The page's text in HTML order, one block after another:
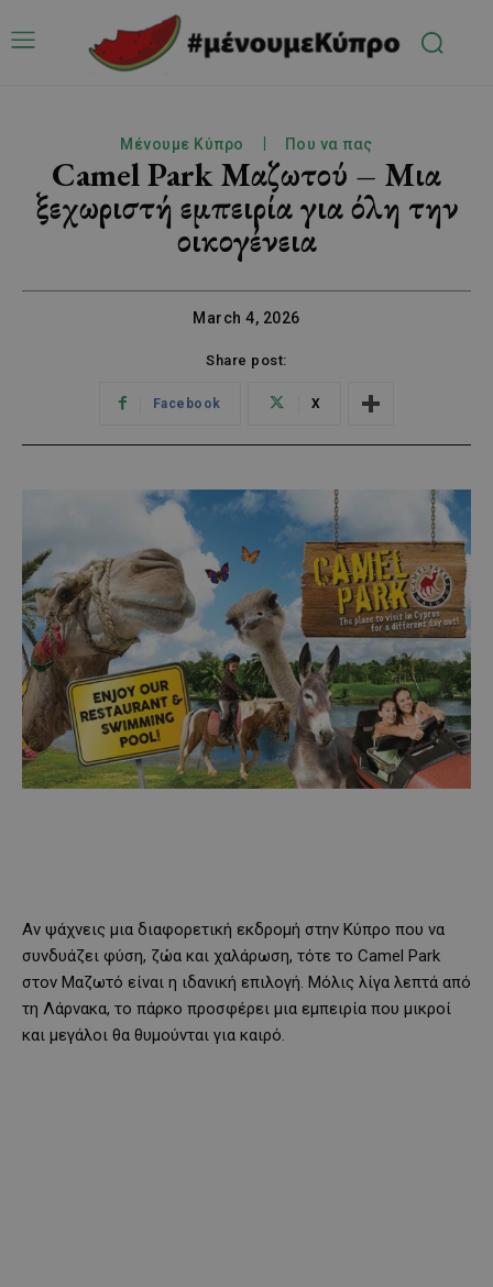
Μένουμε Κύπρο Που να πας
Camel Park Μαζωτού – Μια
ξεχωριστή εμπειρία για όλη την
οικογένεια
March 4, 2026
Share post:
Facebook X
Αν ψάχνεις μια διαφορετική εκδρομή στην Κύπρο που να
συνδυάζει φύση, ζώα και χαλάρωση, τότε το Camel Park
στον Μαζωτό είναι η ιδανική επιλογή. Μόλις λίγα λεπτά από
τη Λάρνακα, το πάρκο προσφέρει μια εμπειρία που μικροί
και μεγάλοι θα θυμούνται για καιρό.